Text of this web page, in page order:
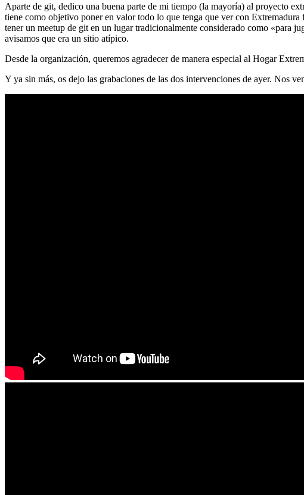
Aparte de git, dedico una buena parte de mi tiempo (la mayoría) al proyecto
tiene como objetivo poner en valor todo lo que tenga que ver con
tener un meetup de git en un lugar tradicionalmente considerado como «para
avisamos que era un sitio atípico.
Desde la organización, queremos agradecer de manera especial al Hogar
Y ya sin más, os dejo las grabaciones de las dos intervenciones de ayer. Nos